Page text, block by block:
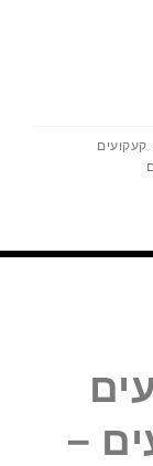
קעקועים
–